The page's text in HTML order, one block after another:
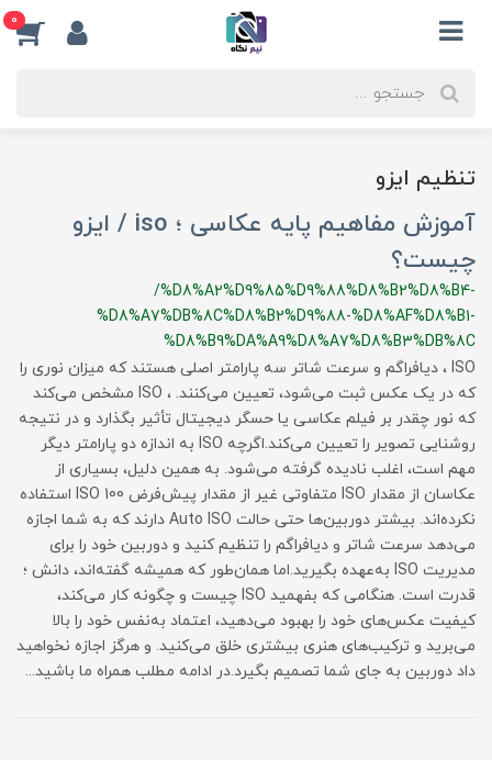
0
تنظیم ایزو
آموزش مفاهیم پایه عکاسی ؛ iso / ایزو
چیست؟
/%D8%A2%D9%85%D9%88%D8%B2%D8%B4-
%D8%A7%DB%8C%D8%B2%D9%88-%D8%AF%D8%B1-
%D8%B9%DA%A9%D8%A7%D8%B3%DB%8C
ISO ، دیافراگم و سرعت شاتر سه پارامتر اصلی هستند که میزان نوری را
که در یک عکس ثبت می‌شود، تعیین می‌کنند. ، ISO مشخص می‌کند
که نور چقدر بر فیلم عکاسی یا حسگر دیجیتال تأثیر بگذارد و در نتیجه
روشنایی تصویر را تعیین می‌کند.اگرچه ISO به اندازه دو پارامتر دیگر
مهم است، اغلب نادیده گرفته می‌شود. به همین دلیل، بسیاری از
عکاسان از مقدار ISO متفاوتی غیر از مقدار پیش‌فرض ISO 100 استفاده
نکرده‌اند. بیشتر دوربین‌ها حتی حالت Auto ISO دارند که به شما اجازه
می‌دهد سرعت شاتر و دیافراگم را تنظیم کنید و دوربین خود را برای
مدیریت ISO به‌عهده بگیرید.اما همان‌طور که همیشه گفته‌اند، دانش ؛
قدرت است. هنگامی که بفهمید ISO چیست و چگونه کار می‌کند،
کیفیت عکس‌های خود را بهبود می‌دهید، اعتماد به‌نفس خود را بالا
می‌برید و ترکیب‌های هنری بیشتری خلق می‌کنید. و هرگز اجازه نخواهید
داد دوربین به جای شما تصمیم بگیرد.در ادامه مطلب همراه ما باشید...